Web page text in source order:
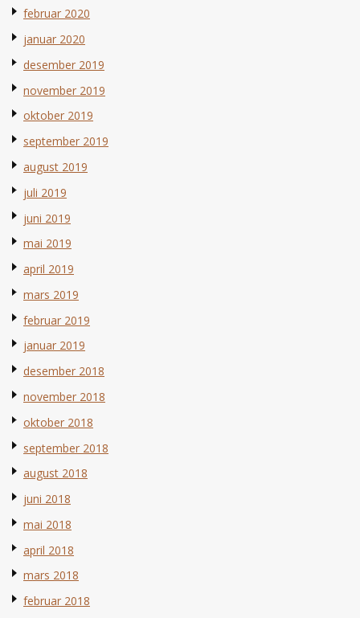
februar 2020
januar 2020
desember 2019
november 2019
oktober 2019
september 2019
august 2019
juli 2019
juni 2019
mai 2019
april 2019
mars 2019
februar 2019
januar 2019
desember 2018
november 2018
oktober 2018
september 2018
august 2018
juni 2018
mai 2018
april 2018
mars 2018
februar 2018